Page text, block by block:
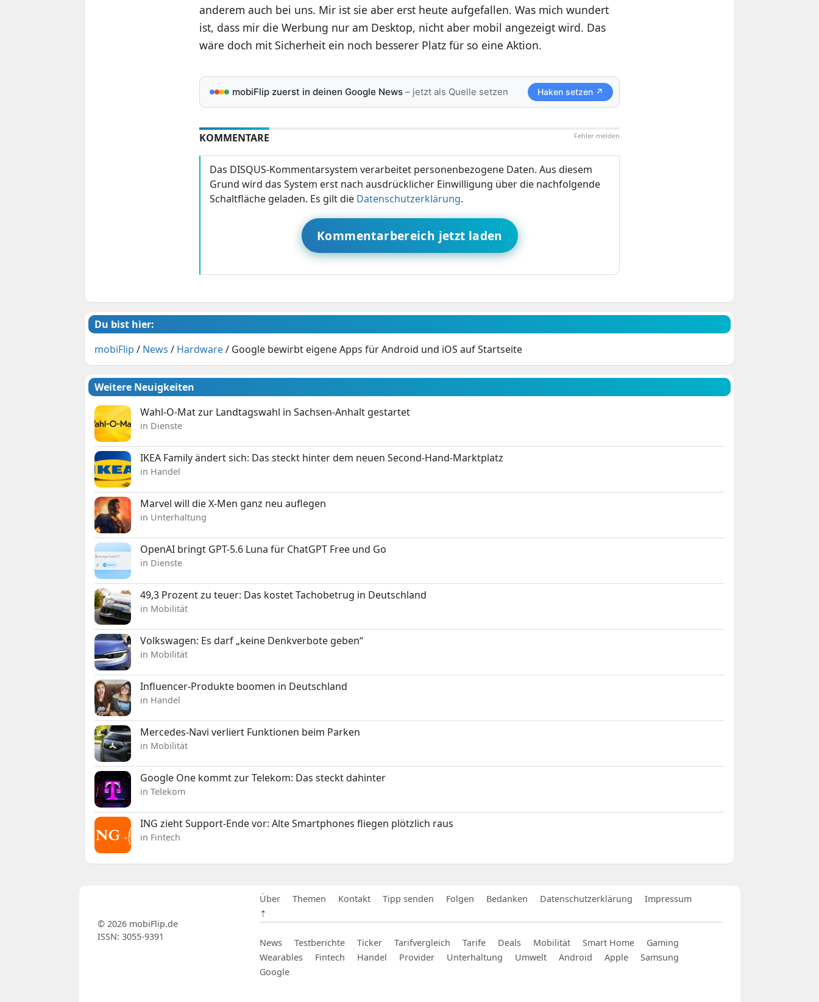
anderem auch bei uns. Mir ist sie aber erst heute aufgefallen. Was mich wundert
ist, dass mir die Werbung nur am Desktop, nicht aber mobil angezeigt wird. Das
wäre doch mit Sicherheit ein noch besserer Platz für so eine Aktion.
mobiFlip zuerst in deinen Google News– jetzt als Quelle setzen Haken setzen ↗
Fehler melden
KOMMENTARE
Das DISQUS-Kommentarsystem verarbeitet personenbezogene Daten. Aus diesem
Grund wird das System erst nach ausdrücklicher Einwilligung über die nachfolgende
Schaltfläche geladen. Es gilt die Datenschutzerklärung.
Kommentarbereich jetzt laden
Du bist hier:
mobiFlip / News / Hardware/ Google bewirbt eigene Apps für Android und iOS auf Startseite
Weitere Neuigkeiten
Wahl-O-Mat zur Landtagswahl in Sachsen-Anhalt gestartet
in Dienste
IKEA Family ändert sich: Das steckt hinter dem neuen Second-Hand-Marktplatz
in Handel
Marvel will die X-Men ganz neu auflegen
in Unterhaltung
OpenAI bringt GPT-5.6 Luna für ChatGPT Free und Go
in Dienste
49,3 Prozent zu teuer: Das kostet Tachobetrug in Deutschland
in Mobilität
Volkswagen: Es darf „keine Denkverbote geben“
in Mobilität
Influencer-Produkte boomen in Deutschland
in Handel
Mercedes-Navi verliert Funktionen beim Parken
in Mobilität
Google One kommt zur Telekom: Das steckt dahinter
in Telekom
ING zieht Support-Ende vor: Alte Smartphones fliegen plötzlich raus
in Fintech
Über Themen Kontakt Tipp senden Folgen Bedanken Datenschutzerklärung
Impressum
⇡
News Testberichte Ticker Tarifvergleich Tarife Deals Mobilität Smart Home
Gaming
Wearables
Fintech Handel Provider Unterhaltung Umwelt Android Apple
Samsung
Google
© 2026 mobiFlip.de
ISSN: 3055-9391